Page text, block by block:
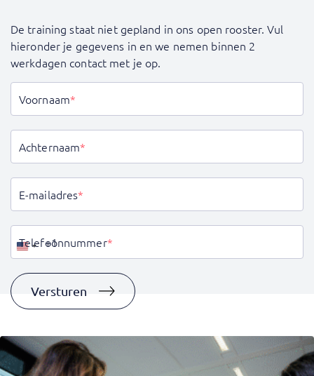
De training staat niet gepland in ons open rooster. Vul
hieronder je gegevens in en we nemen binnen 2
werkdagen contact met je op.
Voornaam*
Achternaam*
E-mailadres*
Telefoonnummer*
Verenigde
+1Versturen